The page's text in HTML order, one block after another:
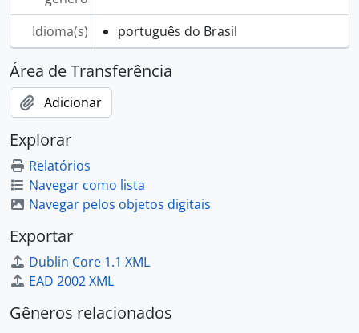
Idioma(s) português do Brasil
Área de Transferência
Adicionar
Explorar
Relatórios
Navegar como lista
Navegar pelos objetos digitais
Exportar
Dublin Core 1.1 XML
EAD 2002 XML
Gêneros relacionados